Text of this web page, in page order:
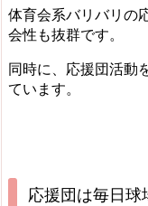
体育会系バリバリの
会性も抜群です。
同時に、応援団活動
ています。
応援団は毎日球